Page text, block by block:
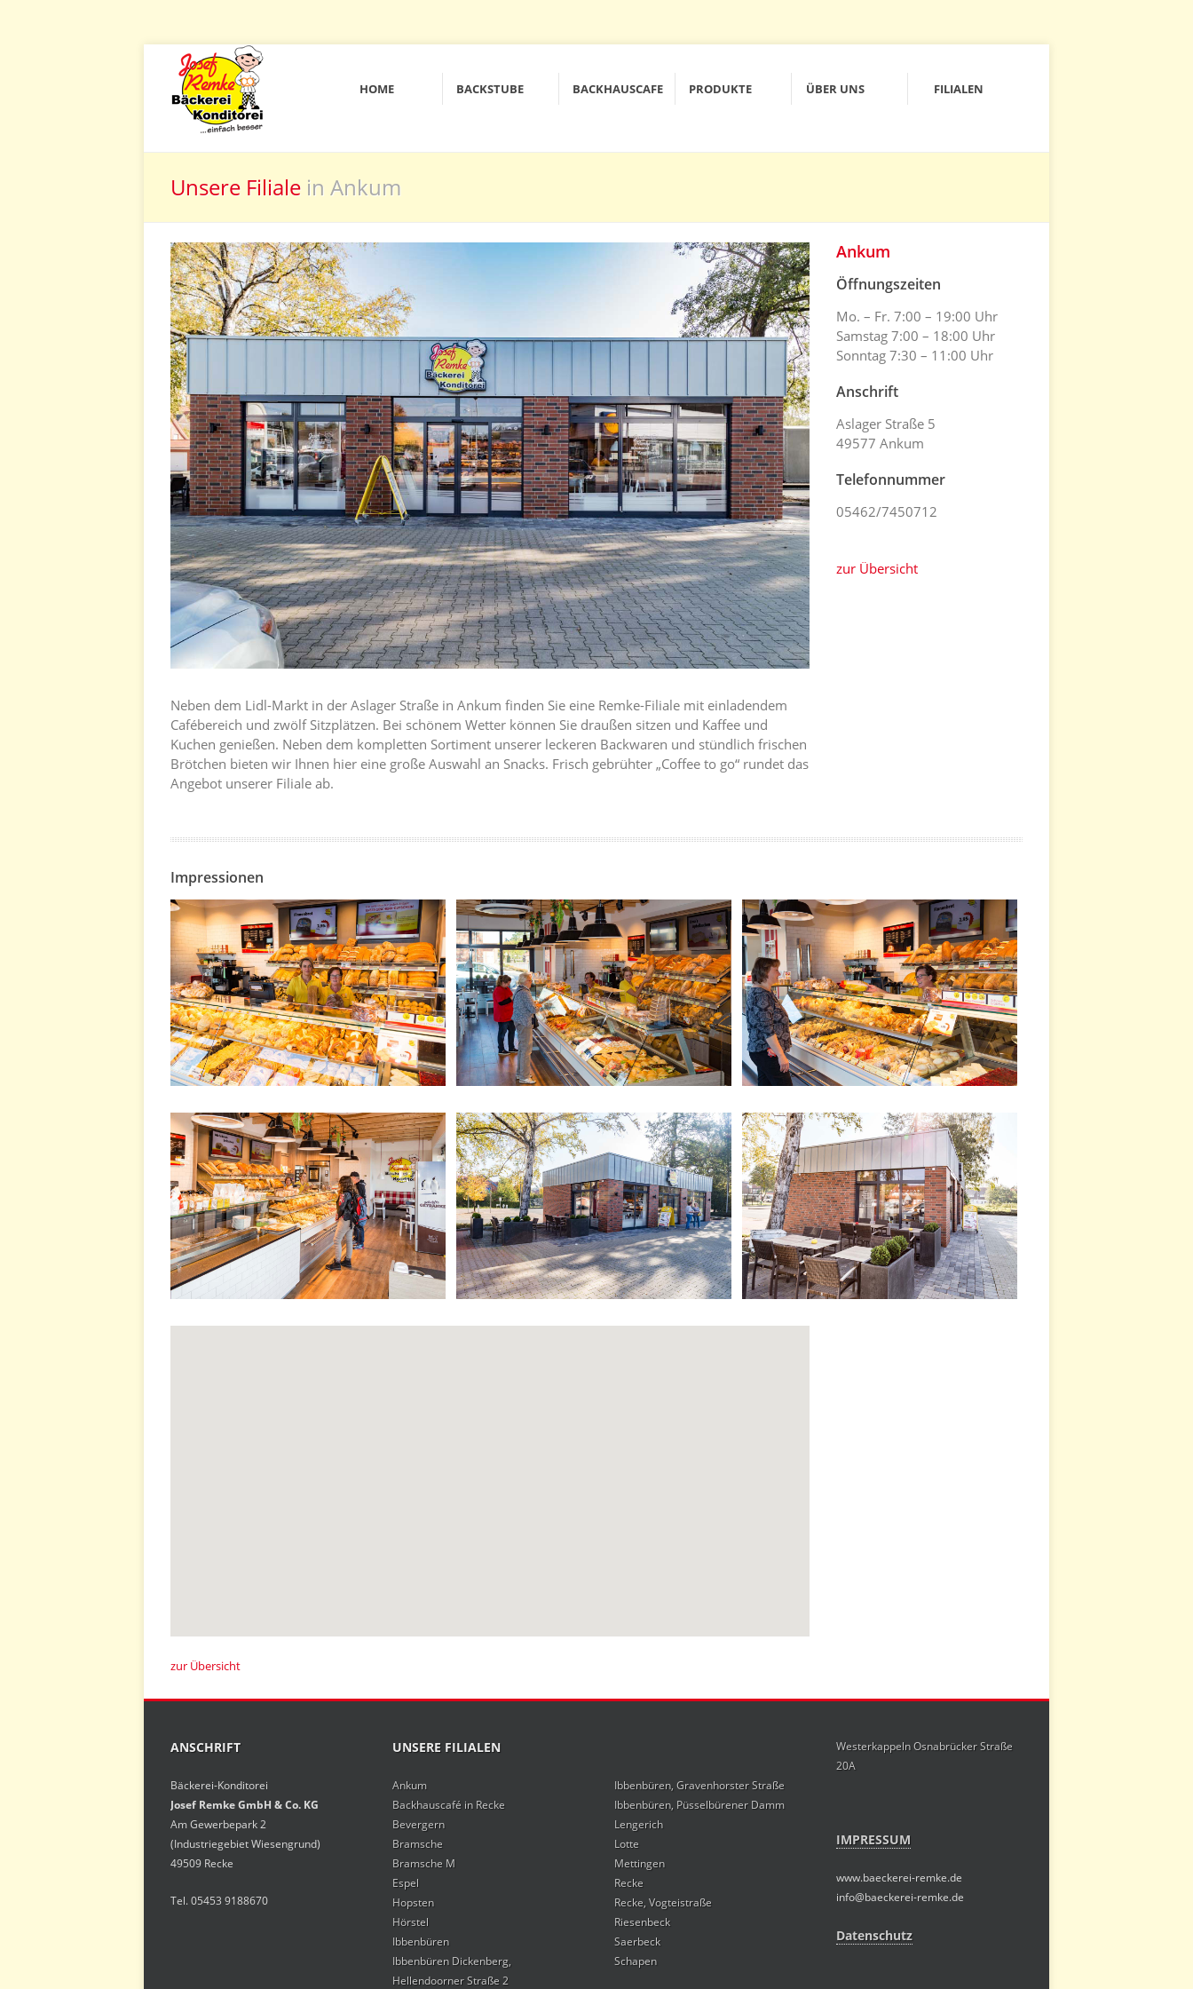
HOME BACKSTUBE BACKHAUSCAFE PRODUKTE ÜBER UNS FILIALEN
Unsere Filiale in Ankum
Neben dem Lidl-Markt in der Aslager Straße in Ankum finden Sie eine Remke-Filiale mit einladendem
Cafébereich und zwölf Sitzplätzen. Bei schönem Wetter können Sie draußen sitzen und Kaffee und
Kuchen genießen. Neben dem kompletten Sortiment unserer leckeren Backwaren und stündlich frischen
Brötchen bieten wir Ihnen hier eine große Auswahl an Snacks. Frisch gebrühter „Coffee to go“ rundet das
Angebot unserer Filiale ab.
Ankum
Öffnungszeiten
Mo. – Fr. 7:00 – 19:00 Uhr
Samstag 7:00 – 18:00 Uhr
Sonntag 7:30 – 11:00 Uhr
Anschrift
Aslager Straße 5
49577 Ankum
Telefonnummer
05462/7450712
zur Übersicht
Impressionen
zur Übersicht
ANSCHRIFT
Bäckerei-Konditorei
Josef Remke GmbH & Co. KG
Am Gewerbepark 2
(Industriegebiet Wiesengrund)
49509 Recke
Tel. 05453 9188670
UNSERE FILIALEN
Ankum
Backhauscafé in Recke
Bevergern
Bramsche
Bramsche M
Espel
Hopsten
Hörstel
Ibbenbüren
Ibbenbüren Dickenberg,
Hellendoorner Straße 2
Ibbenbüren, Gravenhorster Straße
Ibbenbüren, Püsselbürener Damm
Lengerich
Lotte
Mettingen
Recke
Recke, Vogteistraße
Riesenbeck
Saerbeck
Schapen
Westerkappeln Osnabrücker Straße
20A
IMPRESSUM
www.baeckerei-remke.de
info@baeckerei-remke.de
Datenschutz